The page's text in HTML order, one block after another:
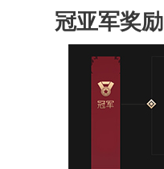
冠亚军奖励